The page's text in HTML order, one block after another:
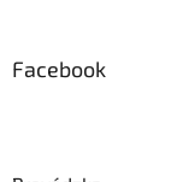
Facebook